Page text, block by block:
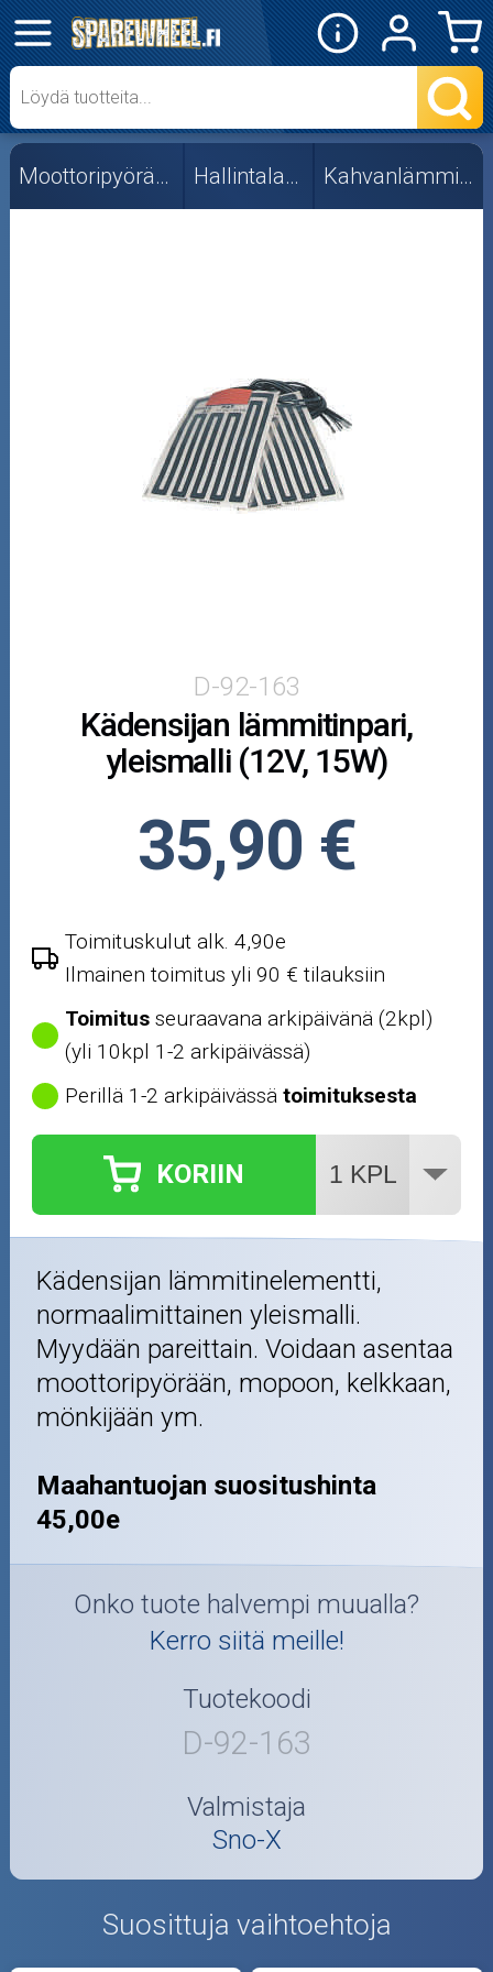
✕
Mopon osat
Skootterin osat
Crossipyörän osat
Mönkijän osat
Puutarha ja metsä
Öljyt ja kemikaalit
Outlet-tuotteet
Moottoripyörän osat Hallintalaitteet Kahvanlämmittimet
D-92-163
Kädensijan lämmitinpari,
yleismalli (12V, 15W)
35,90 €
Toimituskulut alk. 4,90e
Ilmainen toimitus yli 90 € tilauksiin
Toimitus seuraavana arkipäivänä (2kpl)
(yli 10kpl 1-2 arkipäivässä)
Perillä 1-2 arkipäivässätoimituksesta
KORIIN
Kädensijan lämmitinelementti,
normaalimittainen yleismalli.
Myydään pareittain. Voidaan asentaa
moottoripyörään, mopoon, kelkkaan,
mönkijään ym.
Maahantuojan suositushinta
45,00e
Onko tuote halvempi muualla?
Kerro siitä meille!
Tuotekoodi
D-92-163
Valmistaja
Sno-X
Suosittuja vaihtoehtoja